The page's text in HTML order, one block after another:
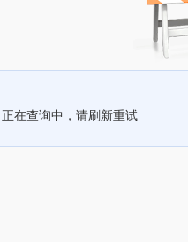
正在查询中，请刷新重试